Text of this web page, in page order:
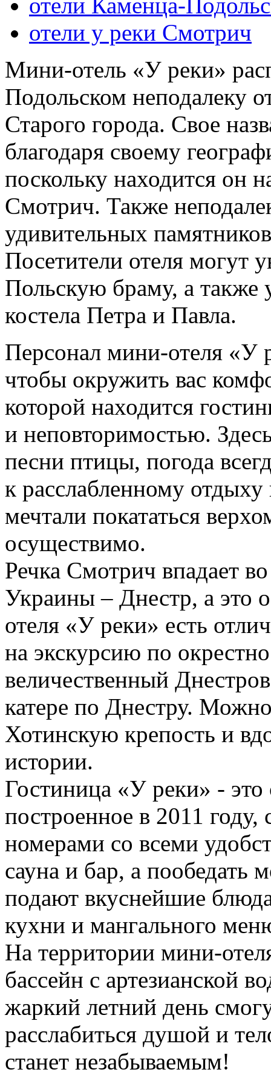
отели у реки Смотрич
Мини-отель «У реки»
Подольском неподалеку
Старого города. Свое
благодаря своему
поскольку находится он
Смотрич. Также
удивительных
Посетители отеля могут
Польскую браму, а также
костела Петра и Павла.
Персонал мини-отеля «У
чтобы окружить вас
которой находится
и неповторимостью.
песни птицы, погода
к расслабленному
мечтали покататься
осуществимо.
Речка Смотрич впадает
Украины – Днестр, а это
отеля «У реки» есть
на экскурсию по
величественный
катере по Днестру.
Хотинскую крепость и
истории.
Гостиница «У реки» - это
построенное в 2011
номерами со всеми
сауна и бар, а пообедать
подают вкуснейшие
кухни и мангального
На территории мини-
бассейн с артезианской
жаркий летний день
расслабиться душой и
станет незабываемым!